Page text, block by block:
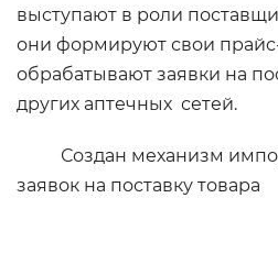
выступают в роли
они формируют свои
обрабатывают заявки на
других аптечных сетей.
Создан механизм
заявок на поставку товара